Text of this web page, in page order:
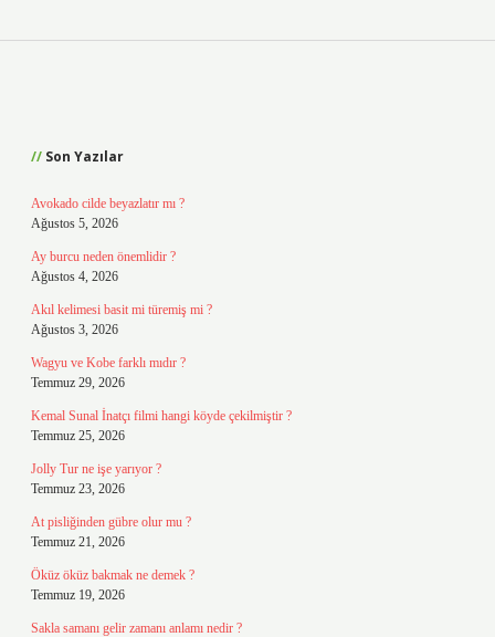
Son Yazılar
Avokado cilde beyazlatır mı ?
Ağustos 5, 2026
Ay burcu neden önemlidir ?
Ağustos 4, 2026
Akıl kelimesi basit mi türemiş mi ?
Ağustos 3, 2026
Wagyu ve Kobe farklı mıdır ?
Temmuz 29, 2026
Kemal Sunal İnatçı filmi hangi köyde çekilmiştir ?
Temmuz 25, 2026
Jolly Tur ne işe yarıyor ?
Temmuz 23, 2026
At pisliğinden gübre olur mu ?
Temmuz 21, 2026
Öküz öküz bakmak ne demek ?
Temmuz 19, 2026
Sakla samanı gelir zamanı anlamı nedir ?